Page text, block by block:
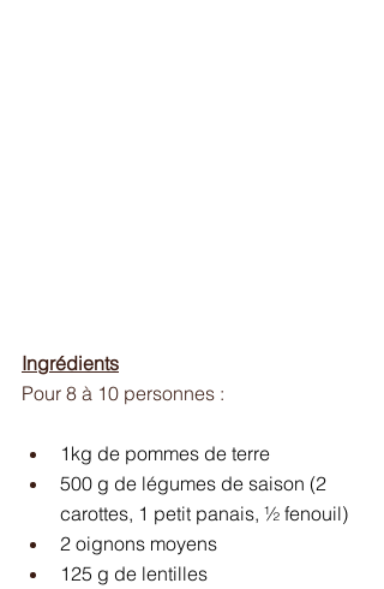
Ingrédients
Pour 8 à 10 personnes :
1kg de pommes de terre
500 g de légumes de saison (2
carottes, 1 petit panais, ½ fenouil)
2 oignons moyens
125 g de lentilles